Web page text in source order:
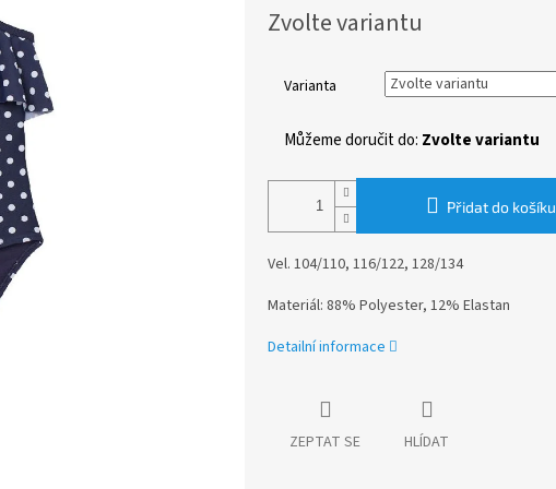
cena:
Zvolte variantu
Varianta
Můžeme doručit do: Zvolte variantu
Přidat do košíku
Vel. 104/110, 116/122, 128/134
Materiál: 88% Polyester, 12% Elastan
Detailní informace
ZEPTAT SE HLÍDAT